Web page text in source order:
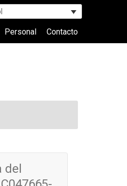
Personal Contacto